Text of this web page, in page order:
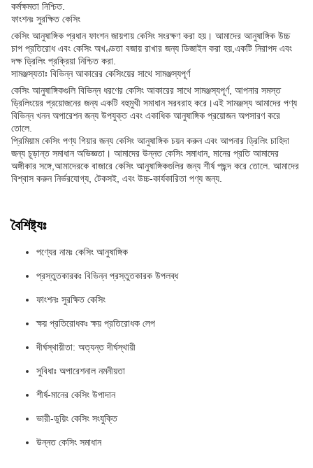
কর্মক্ষমতা নিশ্চিত.
ফাংশনঃ সুরক্ষিত কেসিং
কেসিং আনুষাঙ্গিক প্রধান ফাংশন জায়গায় কেসিং সংরক্ষণ করা হয়। আমাদের আনুষাঙ্গিক উচ্চ
চাপ প্রতিরোধ এবং কেসিং অখণ্ডতা বজায় রাখার জন্য ডিজাইন করা হয়,একটি নিরাপদ এবং
দক্ষ ড্রিলিং প্রক্রিয়া নিশ্চিত করা.
সামঞ্জস্যতাঃ বিভিন্ন আকারের কেসিংয়ের সাথে সামঞ্জস্যপূর্ণ
কেসিং আনুষাঙ্গিকগুলি বিভিন্ন ধরণের কেসিং আকারের সাথে সামঞ্জস্যপূর্ণ, আপনার সমস্ত
ড্রিলিংয়ের প্রয়োজনের জন্য একটি বহুমুখী সমাধান সরবরাহ করে।এই সামঞ্জস্য আমাদের পণ্য
বিভিন্ন খনন অপারেশন জন্য উপযুক্ত এবং একাধিক আনুষাঙ্গিক প্রয়োজন অপসারণ করে
তোলে.
প্রিমিয়াম কেসিং পণ্য গিয়ার জন্য কেসিং আনুষাঙ্গিক চয়ন করুন এবং আপনার ড্রিলিং চাহিদা
জন্য চূড়ান্ত সমাধান অভিজ্ঞতা। আমাদের উন্নত কেসিং সমাধান, মানের প্রতি আমাদের
অঙ্গীকার সঙ্গে,আমাদেরকে বাজারে কেসিং আনুষাঙ্গিকগুলির জন্য শীর্ষ পছন্দ করে তোলে. আমাদের
বিশ্বাস করুন নির্ভরযোগ্য, টেকসই, এবং উচ্চ-কার্যকারিতা পণ্য জন্য.
বৈশিষ্ট্যঃ
পণ্যের নামঃ কেসিং আনুষাঙ্গিক
প্রস্তুতকারকঃ বিভিন্ন প্রস্তুতকারক উপলব্ধ
ফাংশনঃ সুরক্ষিত কেসিং
ক্ষয় প্রতিরোধকঃ ক্ষয় প্রতিরোধক লেপ
দীর্ঘস্থায়ীতা: অত্যন্ত দীর্ঘস্থায়ী
সুবিধাঃ অপারেশনাল নমনীয়তা
শীর্ষ-মানের কেসিং উপাদান
ভারী-ডুয়িং কেসিং সংযুক্তি
উন্নত কেসিং সমাধান